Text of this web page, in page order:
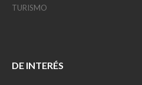
TURISMO
DE INTERÉS